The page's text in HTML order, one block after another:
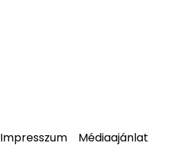
Impresszum Médiaajánlat